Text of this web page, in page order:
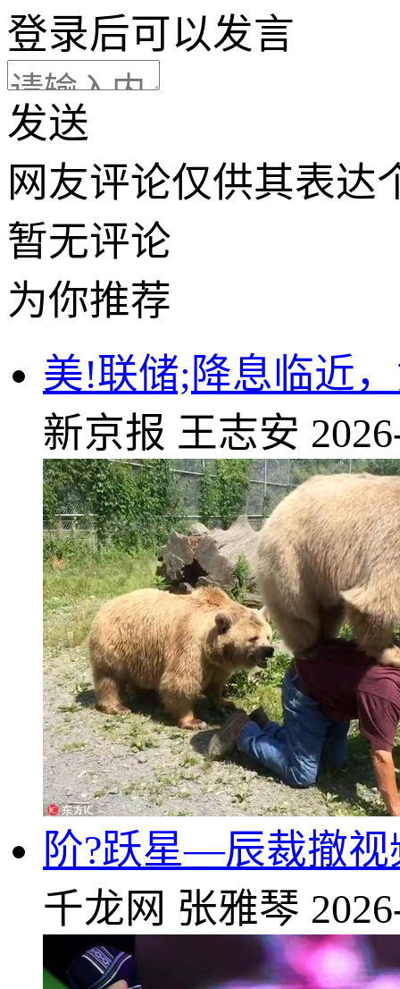
登录后可以发言
发送
网友评论仅供其表达
暂无评论
为你推荐
美!联储;降息临近
新京报 王志安
阶?跃星—辰裁撤
千龙网 张雅琴